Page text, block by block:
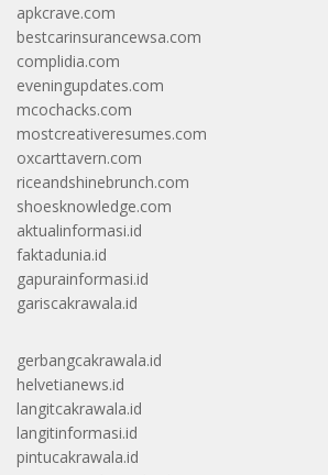
apkcrave.com
bestcarinsurancewsa.com
complidia.com
eveningupdates.com
mcochacks.com
mostcreativeresumes.com
oxcarttavern.com
riceandshinebrunch.com
shoesknowledge.com
aktualinformasi.id
faktadunia.id
gapurainformasi.id
gariscakrawala.id
gerbangcakrawala.id
helvetianews.id
langitcakrawala.id
langitinformasi.id
pintucakrawala.id